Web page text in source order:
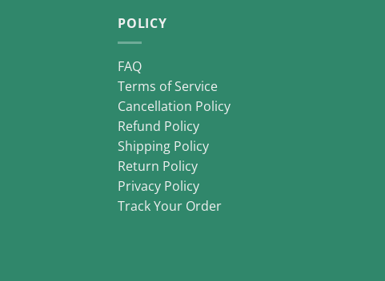
POLICY
FAQ
Terms of Service
Cancellation Policy
Refund Policy
Shipping Policy
Return Policy
Privacy Policy
Track Your Order